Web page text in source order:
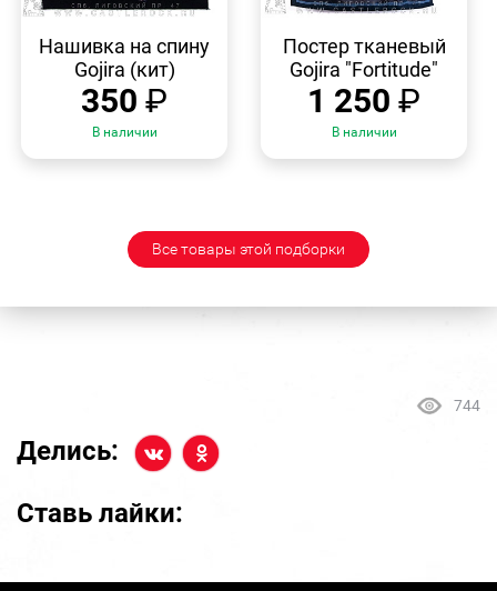
ПРОСМОТР
Нашивка на спину
Gojira (кит)
350 ₽
В наличии
ПРОСМОТР
Постер тканевый
Gojira "Fortitude"
1 250 ₽
В наличии
Все товары этой подборки
744
Делись:
Ставь лайки: